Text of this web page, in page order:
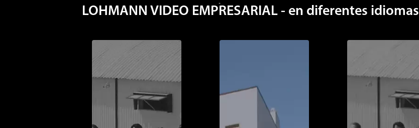
Entrevista conMatthias SchmutzyRon Eek
LOHMANN VIDEO EMPRESARIAL - en diferentes idiomas